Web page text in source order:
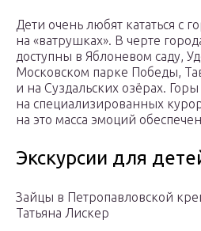
Дети очень любят кататься с
на «ватрушках». В черте
доступны в Яблоневом саду,
Московском парке Победы,
и на Суздальских озёрах.
на специализированных
на это масса эмоций
Экскурсии для
Зайцы в Петропавловской
Татьяна Лискер